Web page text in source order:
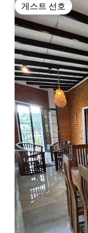
게스트 선호
게스트 선호